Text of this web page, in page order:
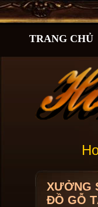
TRANG CHỦ
XƯỞNG
ĐỒ GỖ